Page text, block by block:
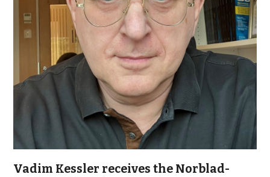
Vadim Kessler receives the Norblad-